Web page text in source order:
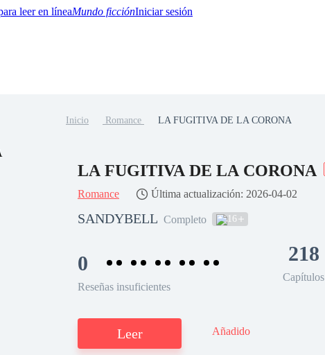
Mundo ficciónIniciar sesión
Inicio Romance LA FUGITIVA DE LA CORONA
LA FUGITIVA DE LA CORONA
Romance Última actualización: 2026-04-02
SANDYBELL Completo 16
0
Reseñas insuficientes
218
Capítulos
Leer Añadido